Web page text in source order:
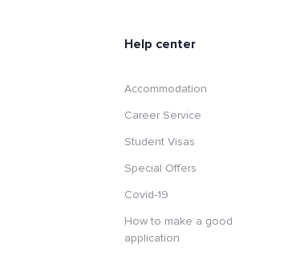
Help center
Accommodation
Career Service
Student Visas
Special Offers
Covid-19
How to make a good
application